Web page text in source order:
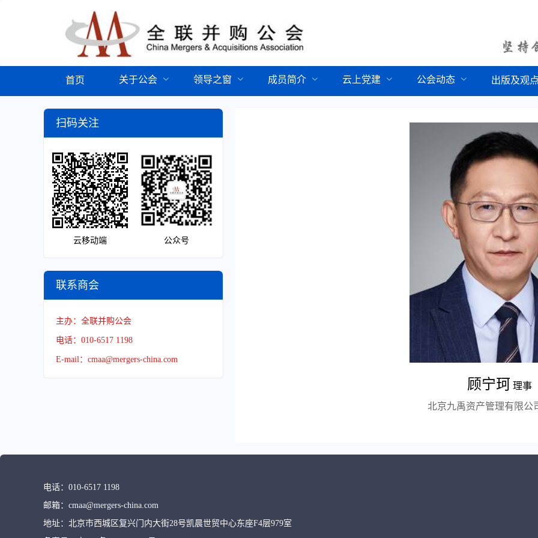
首页 关于公会 领导之窗 成员简介 云上党建 公会动态 出版及观
扫码关注
云移动端 公众号
联系商会
主办：全联并购公会
电话：010-6517 1198
E-mail：cmaa@mergers-china.com
顾宁珂 理事
北京九禹资产管理有限公
电话： 010-6517 1198
邮箱： cmaa@mergers-china.com
地址： 北京市西城区复兴门内大街28号凯晨世贸中心东座F4层979室